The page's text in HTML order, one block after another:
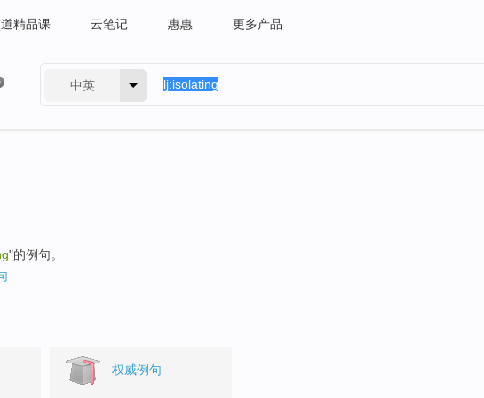
精品课 云笔记 惠惠 更多产品
中英
"的例句。
权威例句